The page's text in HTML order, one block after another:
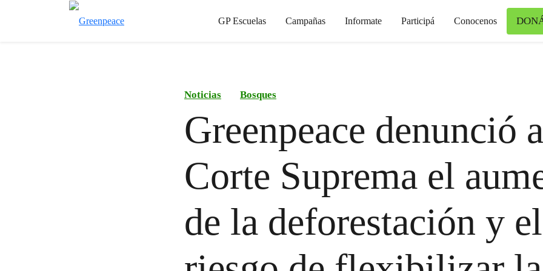
GP Escuelas Campañas Informate Participá Conocenos
Noticias Bosques
Greenpeace denunció
Corte Suprema el
de la deforestación y el